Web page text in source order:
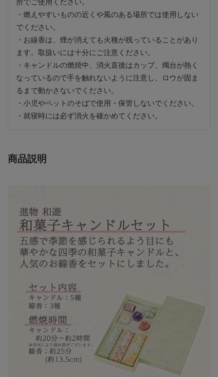
・燃えやすいものの近くや風のある場所では使用しない
でください。
・お線香は、煙が消えても火種が残っていることがあり
ます。取扱いには十分にご注意ください。
・キャンドルの燃焼中、消火直後はカップ、燭台が熱く
なっているので手を触れないように注意し、ロウが固ま
るまで動かさないでください。
・小児やペットのそばで使用・保管しないでください。
・就寝時には必ず消火を確かめてください。
商品説明